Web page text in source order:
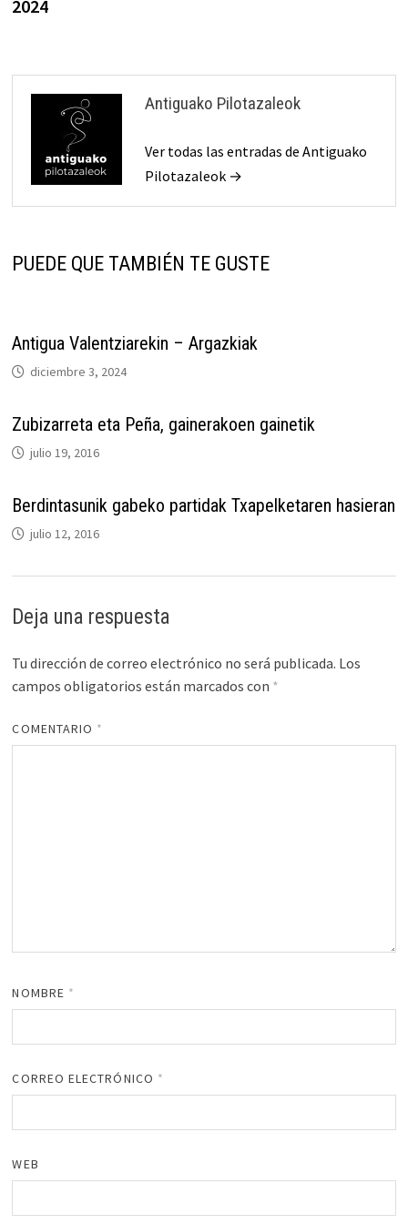
2024
Antiguako Pilotazaleok
Ver todas las entradas de Antiguako
Pilotazaleok →
PUEDE QUE TAMBIÉN TE GUSTE
Antigua Valentziarekin – Argazkiak
diciembre 3, 2024
Zubizarreta eta Peña, gainerakoen gainetik
julio 19, 2016
Berdintasunik gabeko partidak Txapelketaren hasieran
julio 12, 2016
Deja una respuesta
Tu dirección de correo electrónico no será publicada. Los
campos obligatorios están marcados con *
COMENTARIO *
NOMBRE *
CORREO ELECTRÓNICO *
WEB